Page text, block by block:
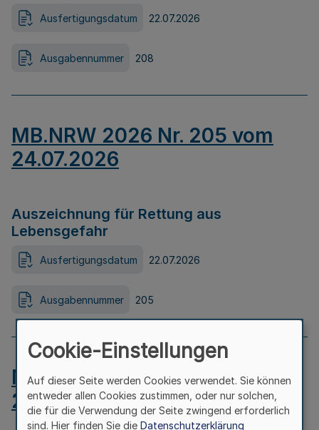
Ausfertigungsdatum 22.07.2026
Ausgabennummer 208
MB.NRW 2026 Nr. 205 vom
24.07.2026
Auszeichnung für Rettung aus
Lebensgefahr
Ausfertigungsdatum 22.07.2026
Ausgabennummer 205
MB.NRW 2026 Nr. 204 vom
24.07.2026
Cookie-Einstellungen
Auf dieser Seite werden Cookies verwendet. Sie können
entweder allen Cookies zustimmen, oder nur solchen,
die für die Verwendung der Seite zwingend erforderlich
sind. Hier finden Sie die Datenschutzerklärung